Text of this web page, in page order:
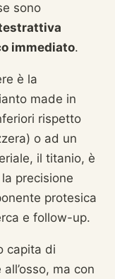
sono
immediato.
è la
made in
rispetto
o ad un
il titanio, è
precisione
protesica
e follow-up.
capita di
ma con